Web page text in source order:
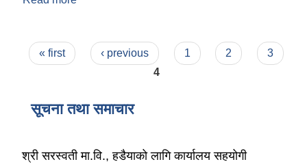
Pages
« first ‹ previous 1 2
3
4
सूचना तथा समाचार
श्री सरस्वती मा.वि., हडैयाको लागि कार्यालय सहयोगी